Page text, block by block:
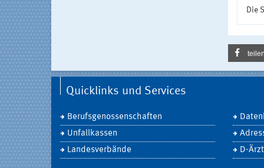
Die
Quicklinks und Services
Berufsgenossenschaften
Unfallkassen
Landesverbände
D-